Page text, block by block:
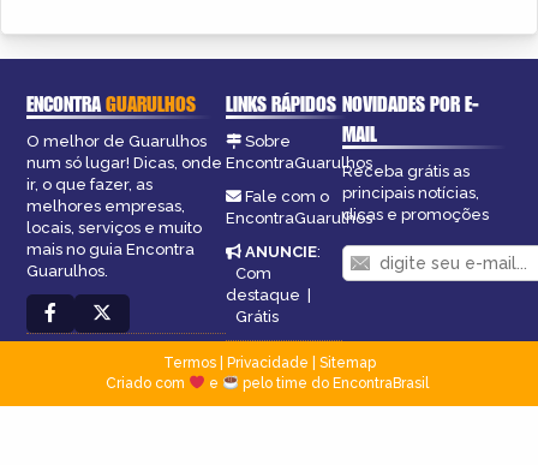
ENCONTRAGUARULHOS
O melhor de Guarulhos
num só lugar! Dicas, onde
ir, o que fazer, as
melhores empresas,
locais, serviços e muito
mais no guia Encontra
Guarulhos.
LINKS RÁPIDOS
Sobre
EncontraGuarulhos
Fale com o
EncontraGuarulhos
ANUNCIE:
Com
destaque |
Grátis
NOVIDADES POR E-
MAIL
Receba grátis as
principais notícias,
dicas e promoções
Termos| Privacidade
Sitemap
Criado com
e pelo time do EncontraBrasil